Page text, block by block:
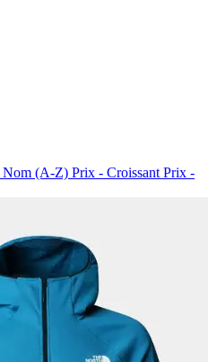
Nom (A-Z) Prix - Croissant Prix -